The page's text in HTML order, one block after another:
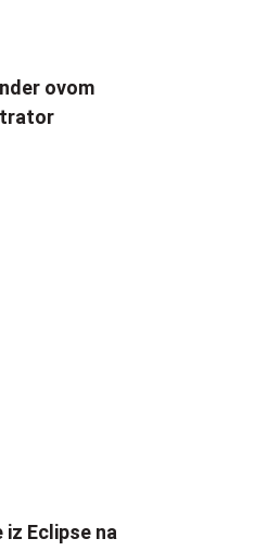
ovom
Eclipse na